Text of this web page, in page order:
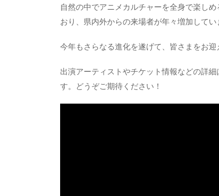
自然の中でアニメカルチャーを全身で楽し
おり、県内外からの来場者が年々増加してい
今年もさらなる進化を遂げて、皆さまをお迎
出演アーティストやチケット情報などの詳
す。どうぞご期待ください！